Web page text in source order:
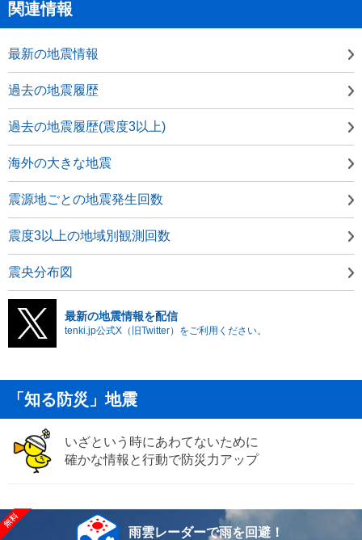
関連情報
最新の地震情報
過去の地震履歴
過去の地震履歴(震度3以上)
海外の大きな地震
震源地ごとの地震発生回数
震度3以上の地域別観測回数
震央分布図
最新の地震情報を配信
tenki.jp公式X（旧Twitter）をご利用ください。
「知る防災」地震
いざという時にあわてないために
確かな情報と行動で防災力アップ
雨雲レーダーで雨を回避！